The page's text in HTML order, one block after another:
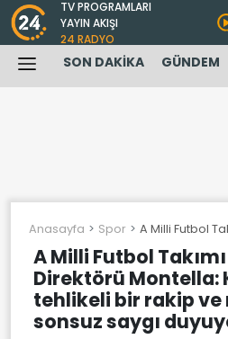
TV PROGRAMLARI
YAYIN AKIŞI
24 RADYO
SON DAKİKA GÜNDEM
Anasayfa Spor A Milli Futbol
A Milli Futbol
Direktörü Montella:
tehlikeli bir rakip
sonsuz saygı